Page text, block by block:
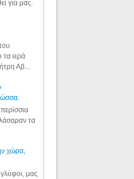
για μας.
ιερά
Αβ...
τα
χώρα,
μας